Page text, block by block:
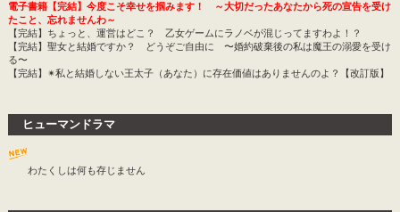
電子書籍【完結】今度こそ幸せを掴みます！ ～大切だったあなたから死の宣告を受け
たこと、忘れませんわ～
【完結】ちょっと、運営はどこ？ 乙女ゲームにラノベが混じってますわよ！？
【完結】聖女と結婚ですか？ どうぞご自由に 〜婚約破棄後の私は魔王の溺愛を受け
る〜
【完結】✴︎私と結婚しない王太子（あなた）に存在価値はありませんのよ？【改訂版】
ヒューマンドラマ
わたくしは何も存じません